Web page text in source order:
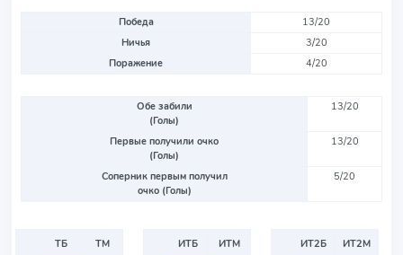
Победа
13/20
Ничья
3/20
Поражение
4/20
Обе забили
(Голы)
13/20
Первые получили очко
(Голы)
13/20
Соперник первым получил
очко (Голы)
5/20
ТБ
ТМ
ИТБ
ИТМ
ИТ2Б
ИТ2М